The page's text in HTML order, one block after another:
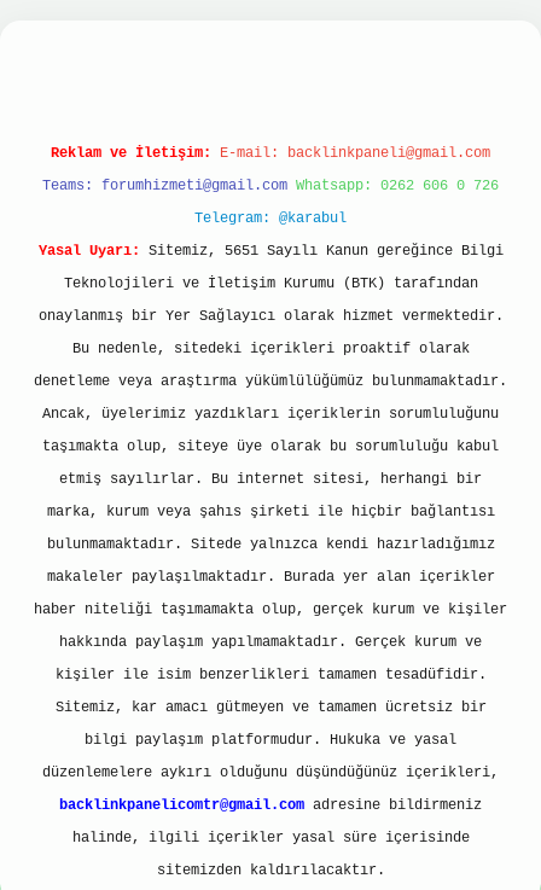
Reklam ve İletişim: E-mail: backlinkpaneli@gmail.com
Teams: forumhizmeti@gmail.com Whatsapp: 0262 606 0 726
Telegram: @karabul
Yasal Uyarı:
Sitemiz, 5651 Sayılı Kanun gereğince Bilgi
Teknolojileri ve İletişim Kurumu (BTK) tarafından
onaylanmış bir Yer Sağlayıcı olarak hizmet vermektedir.
Bu nedenle, sitedeki içerikleri proaktif olarak
denetleme veya araştırma yükümlülüğümüz bulunmamaktadır.
Ancak, üyelerimiz yazdıkları içeriklerin sorumluluğunu
taşımakta olup, siteye üye olarak bu sorumluluğu kabul
etmiş sayılırlar. Bu internet sitesi, herhangi bir
marka, kurum veya şahıs şirketi ile hiçbir bağlantısı
bulunmamaktadır. Sitede yalnızca kendi hazırladığımız
makaleler paylaşılmaktadır. Burada yer alan içerikler
haber niteliği taşımamakta olup, gerçek kurum ve kişiler
hakkında paylaşım yapılmamaktadır. Gerçek kurum ve
kişiler ile isim benzerlikleri tamamen tesadüfidir.
Sitemiz, kar amacı gütmeyen ve tamamen ücretsiz bir
bilgi paylaşım platformudur. Hukuka ve yasal
düzenlemelere aykırı olduğunu düşündüğünüz içerikleri,
backlinkpanelicomtr@gmail.com adresine bildirmeniz
halinde, ilgili içerikler yasal süre içerisinde
sitemizden kaldırılacaktır.